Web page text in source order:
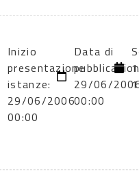
Inizio
presentazione
istanze:
29/06/2006
00:00
Data di
29/06/
00:00